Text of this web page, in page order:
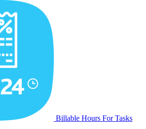
Billable Hours For Tasks